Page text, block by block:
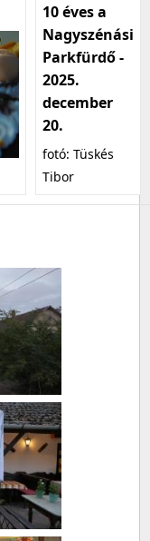
10 éves a
Nagyszénási
Parkfürdő -
2025.
december
20.
fotó: Tüskés
Tibor